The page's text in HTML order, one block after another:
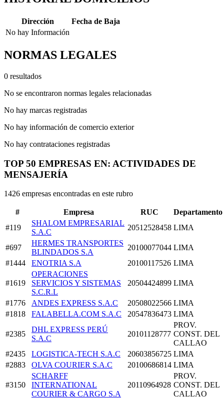
Dirección
Fecha de Baja
No hay Información
NORMAS LEGALES
0 resultados
No se encontraron normas legales relacionadas
No hay marcas registradas
No hay información de comercio exterior
No hay contrataciones registradas
TOP 50 EMPRESAS EN: ACTIVIDADES DE
MENSAJERÍA
1426 empresas encontradas en este rubro
# Empresa RUC
Departamento
#119
SHALOM EMPRESARIAL
S.A.C
20512528458 LIMA
#697
HERMES TRANSPORTES
BLINDADOS S.A
20100077044 LIMA
#1444
ENOTRIA S.A 20100117526 LIMA
#1619
OPERACIONES
SERVICIOS Y SISTEMAS
S.C.R.L
20504424899 LIMA
#1776 ANDES EXPRESS S.A.C 20508022566 LIMA
#1818
FALABELLA.COM S.A.C 20547836473 LIMA
#2385
DHL EXPRESS PERÚ
S.A.C
20101128777
PROV.
CONST. DEL
CALLAO
#2435
LOGISTICA-TECH S.A.C 20603856725 LIMA
#2883
OLVA COURIER S.A.C 20100686814 LIMA
#3150
SCHARFF
INTERNATIONAL
COURIER & CARGO S.A
20110964928
PROV.
CONST. DEL
CALLAO